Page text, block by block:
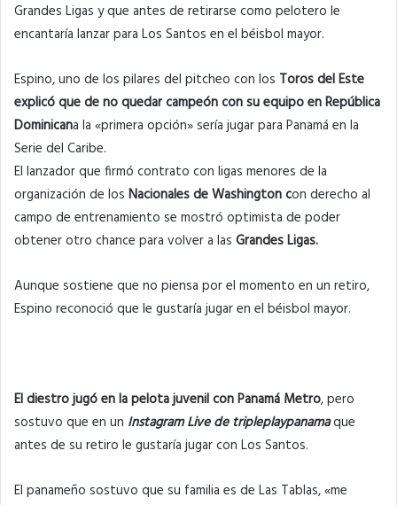
Grandes Ligas y que antes de retirarse como pelotero le
encantaría lanzar para Los Santos en el béisbol mayor.
Espino, uno de los pilares del pitcheo con los Toros del Este
explicó que de no quedar campeón con su equipo en República
Dominicana la «primera opción» sería jugar para Panamá en la
Serie del Caribe.
El lanzador que firmó contrato con ligas menores de la
organización de los Nacionales de Washington con derecho al
campo de entrenamiento se mostró optimista de poder
obtener otro chance para volver a las Grandes Ligas.
Aunque sostiene que no piensa por el momento en un retiro,
Espino reconoció que le gustaría jugar en el béisbol mayor.
El diestro jugó en la pelota juvenil con Panamá Metro, pero
sostuvo que en un Instagram Live de tripleplaypanamaque
antes de su retiro le gustaría jugar con Los Santos.
El panameño sostuvo que su familia es de Las Tablas, «me